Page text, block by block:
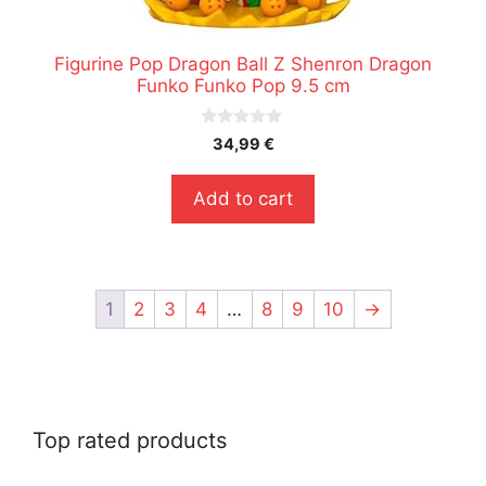
Figurine Pop Dragon Ball Z Shenron Dragon
Funko Funko Pop 9.5 cm
s
5
34,99 €
Add to cart
1 2 3 4 … 8 9 10 →
Top rated products